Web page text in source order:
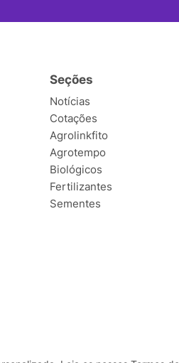
Seções
Notícias
Cotações
Agrolinkfito
Agrotempo
Biológicos
Fertilizantes
Sementes